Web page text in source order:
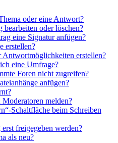
oder eine Antwort?
oder löschen?
eine Signatur anfügen?
erstellen?
Antwortmöglichkeiten erstellen?
eine Umfrage?
Foren nicht zugreifen?
anfügen?
melden?
Schaltfläche beim Schreiben
freigegeben werden?
als neu?